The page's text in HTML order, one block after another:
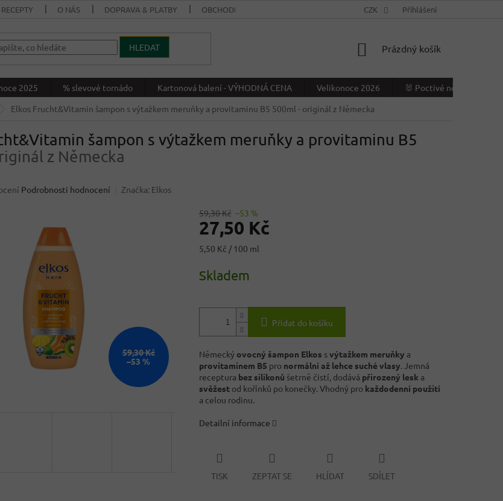
O NÁS DOPRAVA & PLATBY OBCHODNÍ PODMÍNKY VÝDEJNÍ MÍSTO
CZK Přihlášení
HLEDAT
NÁKUPNÍ
Prázdný košík
2025 % slevové tornádo Kartonová balení - VÝHODNÁ CENA Velikonoce 2026
🐰 Poctivé německé
Elkos Frucht&Vitamin šampon s výtažkem meruňky a provitaminu B5 500ml - originál z Německa
šampon s výtažkem meruňky a provitaminu B5
z Německa
Podrobnosti hodnocení Značka: Elkos
59,30 Kč
–53 %
59,30 Kč –53 %
27,50 Kč
Měrná
5,50 Kč / 100 ml
Skladem
Přidat do košíku
Německý ovocný šampon Elkos svýtažkem meruňky a
provitaminem B5 pro normální až lehce suché vlasy. Jemná
receptura bez silikonů šetrně čistí, dodává přirozený leska
svěžestod kořínků po konečky. Vhodný pro každodenní použití
a celou rodinu.
Detailní informace
TISK ZEPTAT SE HLÍDAT SDÍLET